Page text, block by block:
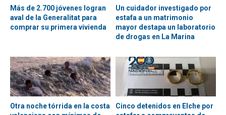
Más de 2.700 jóvenes logran
aval de la Generalitat para
comprar su primera vivienda
Un cuidador investigado por
estafa a un matrimonio
mayor destapa un laboratorio
de drogas en La Marina
Otra noche tórrida en la costa
Cinco detenidos en Elche por